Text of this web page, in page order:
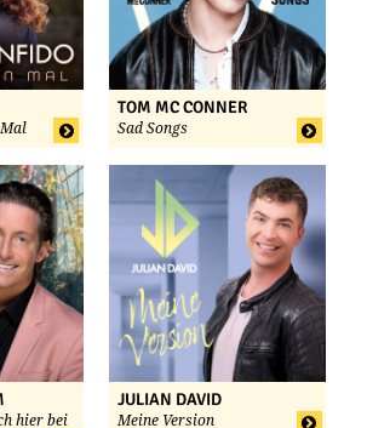
TOM MC CONNER
Sad Songs
hier bei
JULIAN DAVID
Meine Version